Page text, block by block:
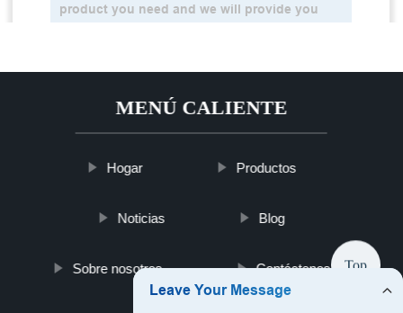
MENÚ CALIENTE
Hogar Productos
Noticias Blog
Sobre nosotros Contáctenos Top